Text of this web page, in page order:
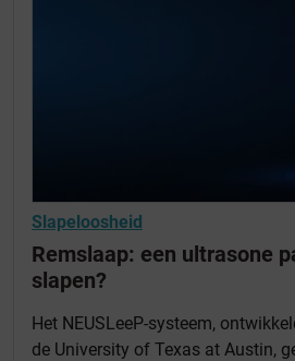
Slapeloosheid
Remslaap: een ultrasone
slapen?
Het NEUSLeeP-systeem,
de University of Texas at Austin,